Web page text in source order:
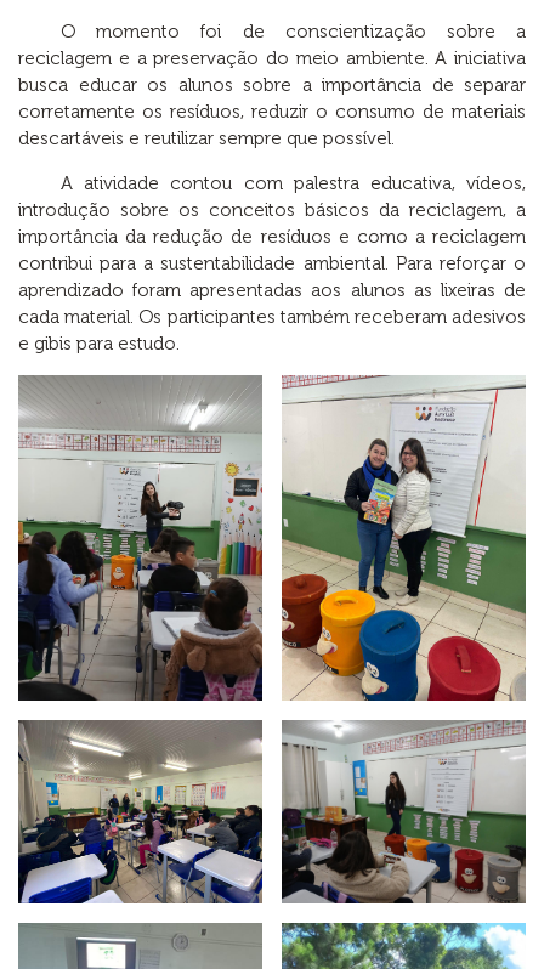
O momento foi de conscientização sobre a
reciclagem e a preservação do meio ambiente. A iniciativa
busca educar os alunos sobre a importância de separar
corretamente os resíduos, reduzir o consumo de materiais
descartáveis e reutilizar sempre que possível.
A atividade contou com palestra educativa, vídeos,
introdução sobre os conceitos básicos da reciclagem, a
importância da redução de resíduos e como a reciclagem
contribui para a sustentabilidade ambiental. Para reforçar o
aprendizado foram apresentadas aos alunos as lixeiras de
cada material. Os participantes também receberam adesivos
e gibis para estudo.